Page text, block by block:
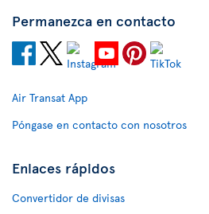
Permanezca en contacto
Air Transat App
Póngase en contacto con nosotros
Enlaces rápidos
Convertidor de divisas